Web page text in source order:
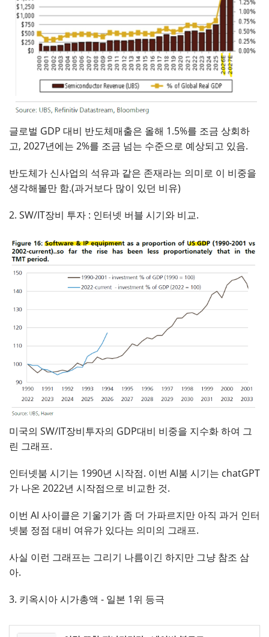
글로벌 GDP 대비 반도체매출은 올해 1.5%를 조금 상회하
고, 2027년에는 2%를 조금 넘는 수준으로 예상되고 있음.
반도체가 신사업의 석유과 같은 존재라는 의미로 이 비중을
생각해볼만 함.(과거보다 많이 있던 비유)
2. SW/IT장비 투자 : 인터넷 버블 시기와 비교.
미국의 SW/IT장비투자의 GDP대비 비중을 지수화 하여 그
린 그래프.
인터넷붐 시기는 1990년 시작점. 이번 AI붐 시기는 chatGPT
가 나온 2022년 시작점으로 비교한 것.
이번 AI 사이클은 기울기가 좀 더 가파르지만 아직 과거 인터
넷붐 정점 대비 여유가 있다는 의미의 그래프.
사실 이런 그래프는 그리기 나름이긴 하지만 그냥 참조 삼
아.
3. 키옥시아 시가총액 - 일본 1위 등극